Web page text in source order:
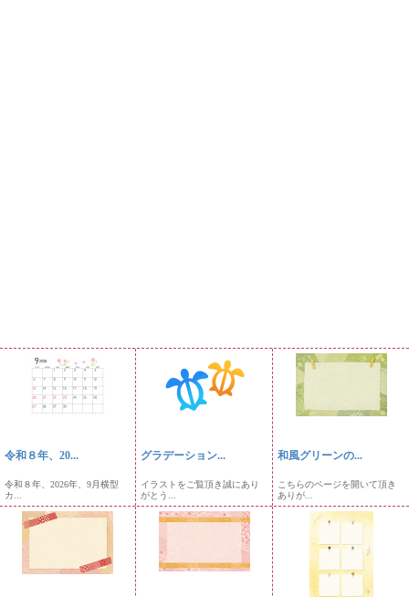
令和８年、20...
令和８年、2026年、9月横型
カ...
グラデーション...
イラストをご覧頂き誠にあり
がとう...
和風グリーンの...
こちらのページを開いて頂き
ありが...